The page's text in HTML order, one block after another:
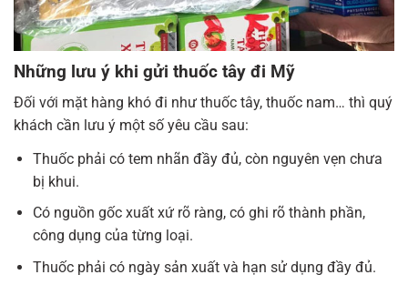
Những lưu ý khi gửi thuốc tây đi Mỹ
Đối với mặt hàng khó đi như thuốc tây, thuốc nam… thì quý
khách cần lưu ý một số yêu cầu sau:
Thuốc phải có tem nhãn đầy đủ, còn nguyên vẹn chưa
bị khui.
Có nguồn gốc xuất xứ rõ ràng, có ghi rõ thành phần,
công dụng của từng loại.
Thuốc phải có ngày sản xuất và hạn sử dụng đầy đủ.